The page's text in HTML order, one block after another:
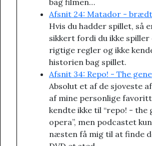
bag filmen…
Afsnit 24: Matador -
Hvis du hadder spillet, så
sikkert fordi du ikke
rigtige regler og ikke
historien bag spillet.
Afsnit 34: Repo! - The
Absolut et af de sjoveste
af mine personlige
kendte ikke til “repo! - the
opera”, men podcastet
næsten få mig til at finde